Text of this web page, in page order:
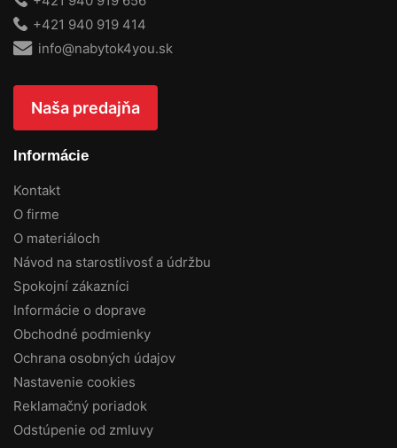
+421 940 919 414
info@nabytok4you.sk
Naša predajňa
Informácie
Kontakt
O firme
O materiáloch
Návod na starostlivosť a údržbu
Spokojní zákazníci
Informácie o doprave
Obchodné podmienky
Ochrana osobných údajov
Nastavenie cookies
Reklamačný poriadok
Odstúpenie od zmluvy